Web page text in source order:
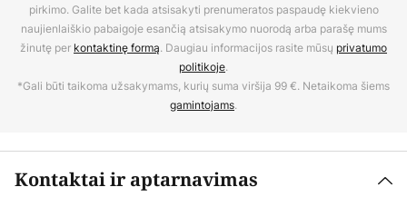
pirkimo. Galite bet kada atsisakyti prenumeratos paspaudę kiekvieno
naujienlaiškio pabaigoje esančią atsisakymo nuorodą arba parašę mums
žinutę per kontaktinę formą. Daugiau informacijos rasite mūsų privatumo
politikoje.
*Gali būti taikoma užsakymams, kurių suma viršija 99 €. Netaikoma šiems
gamintojams.
Kontaktai ir aptarnavimas